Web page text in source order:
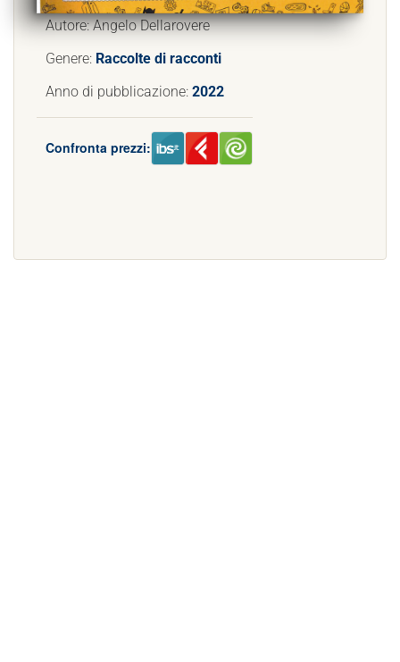
Autore: Angelo Dellarovere
Genere: Raccolte di racconti
Anno di pubblicazione: 2022
Confronta prezzi: